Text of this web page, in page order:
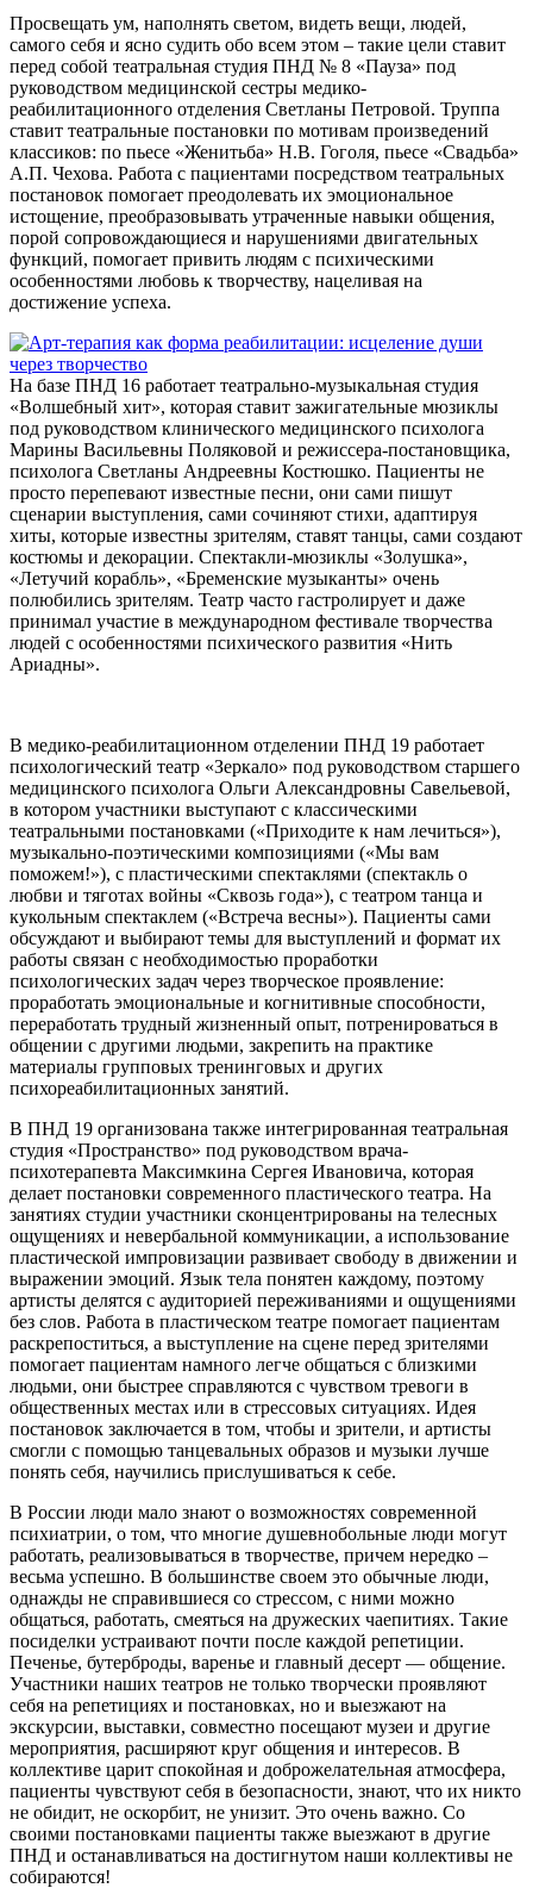
Просвещать ум, наполнять светом, видеть вещи, людей,
самого себя и ясно судить обо всем этом – такие цели ставит
перед собой театральная студия ПНД № 8 «Пауза» под
руководством медицинской сестры медико-
реабилитационного отделения Светланы Петровой. Труппа
ставит театральные постановки по мотивам произведений
классиков: по пьесе «Женитьба» Н.В. Гоголя, пьесе «Свадьба»
А.П. Чехова. Работа с пациентами посредством театральных
постановок помогает преодолевать их эмоциональное
истощение, преобразовывать утраченные навыки общения,
порой сопровождающиеся и нарушениями двигательных
функций, помогает привить людям с психическими
особенностями любовь к творчеству, нацеливая на
достижение успеха.
На базе ПНД 16 работает театрально-музыкальная студия
«Волшебный хит», которая ставит зажигательные мюзиклы
под руководством клинического медицинского психолога
Марины Васильевны Поляковой и режиссера-постановщика,
психолога Светланы Андреевны Костюшко. Пациенты не
просто перепевают известные песни, они сами пишут
сценарии выступления, сами сочиняют стихи, адаптируя
хиты, которые известны зрителям, ставят танцы, сами создают
костюмы и декорации. Спектакли-мюзиклы «Золушка»,
«Летучий корабль», «Бременские музыканты» очень
полюбились зрителям. Театр часто гастролирует и даже
принимал участие в международном фестивале творчества
людей с особенностями психического развития «Нить
Ариадны».
В медико-реабилитационном отделении ПНД 19 работает
психологический театр «Зеркало» под руководством старшего
медицинского психолога Ольги Александровны Савельевой,
в котором участники выступают с классическими
театральными постановками («Приходите к нам лечиться»),
музыкально-поэтическими композициями («Мы вам
поможем!»), с пластическими спектаклями (спектакль о
любви и тяготах войны «Сквозь года»), с театром танца и
кукольным спектаклем («Встреча весны»). Пациенты сами
обсуждают и выбирают темы для выступлений и формат их
работы связан с необходимостью проработки
психологических задач через творческое проявление:
проработать эмоциональные и когнитивные способности,
переработать трудный жизненный опыт, потренироваться в
общении с другими людьми, закрепить на практике
материалы групповых тренинговых и других
психореабилитационных занятий.
В ПНД 19 организована также интегрированная театральная
студия «Пространство» под руководством врача-
психотерапевта Максимкина Сергея Ивановича, которая
делает постановки современного пластического театра. На
занятиях студии участники сконцентрированы на телесных
ощущениях и невербальной коммуникации, а использование
пластической импровизации развивает свободу в движении и
выражении эмоций. Язык тела понятен каждому, поэтому
артисты делятся с аудиторией переживаниями и ощущениями
без слов. Работа в пластическом театре помогает пациентам
раскрепоститься, а выступление на сцене перед зрителями
помогает пациентам намного легче общаться с близкими
людьми, они быстрее справляются с чувством тревоги в
общественных местах или в стрессовых ситуациях. Идея
постановок заключается в том, чтобы и зрители, и артисты
смогли с помощью танцевальных образов и музыки лучше
понять себя, научились прислушиваться к себе.
В России люди мало знают о возможностях современной
психиатрии, о том, что многие душевнобольные люди могут
работать, реализовываться в творчестве, причем нередко –
весьма успешно. В большинстве своем это обычные люди,
однажды не справившиеся со стрессом, с ними можно
общаться, работать, смеяться на дружеских чаепитиях. Такие
посиделки устраивают почти после каждой репетиции.
Печенье, бутерброды, варенье и главный десерт — общение.
Участники наших театров не только творчески проявляют
себя на репетициях и постановках, но и выезжают на
экскурсии, выставки, совместно посещают музеи и другие
мероприятия, расширяют круг общения и интересов. В
коллективе царит спокойная и доброжелательная атмосфера,
пациенты чувствуют себя в безопасности, знают, что их никто
не обидит, не оскорбит, не унизит. Это очень важно. Со
своими постановками пациенты также выезжают в другие
ПНД и останавливаться на достигнутом наши коллективы не
собираются!